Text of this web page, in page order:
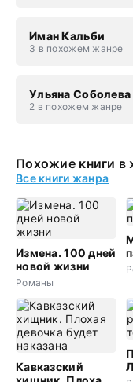
Иман Кальби
3 в похожем жанре
Ульяна Соболева
2 в похожем жанре
Похожие книги
Все книги жанра
Измена. 100 дней
новой жизни
Романы
Кавказский